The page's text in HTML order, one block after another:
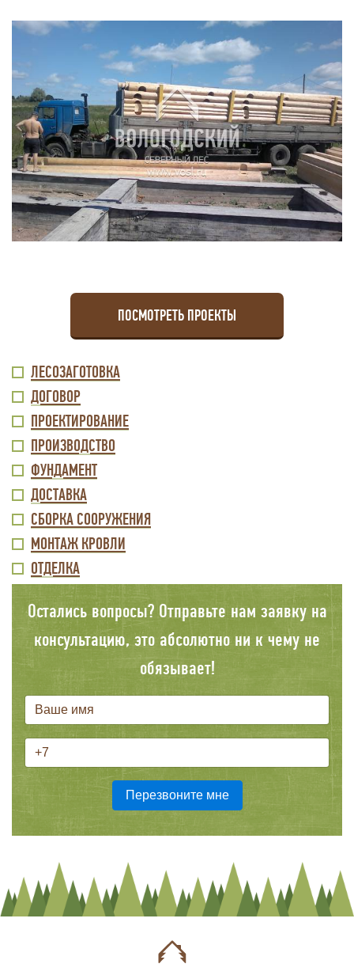
ПОСМОТРЕТЬ ПРОЕКТЫ
ВТОРОЙ
УРОВЕНЬ
МЕНЮ
ЛЕСОЗАГОТОВКА
ДОГОВОР
ПРОЕКТИРОВАНИЕ
ПРОИЗВОДСТВО
ФУНДАМЕНТ
ДОСТАВКА
СБОРКА СООРУЖЕНИЯ
МОНТАЖ КРОВЛИ
ОТДЕЛКА
Остались вопросы? Отправьте нам заявку на
консультацию, это абсолютно ни к чему не
обязывает!